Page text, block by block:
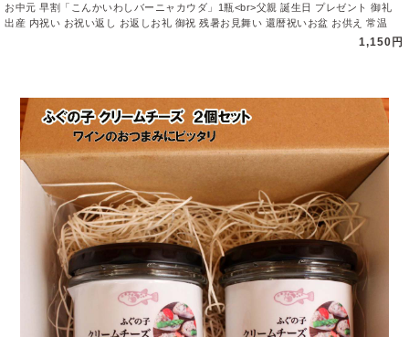
お中元 早割「こんかいわしバーニャカウダ」1瓶<br>父親 誕生日 プレゼント 御礼
出産 内祝い お祝い返し お返しお礼 御祝 残暑お見舞い 還暦祝いお盆 お供え 常温
1,150円